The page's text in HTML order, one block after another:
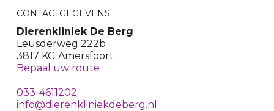
CONTACTGEGEVENS
Dierenkliniek De Berg
Leusderweg 222b
3817 KG Amersfoort
Bepaal uw route
033-4611202
info@dierenkliniekdeberg.nl